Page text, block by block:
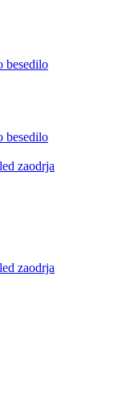
besedilo
besedilo
zaodrja
zaodrja